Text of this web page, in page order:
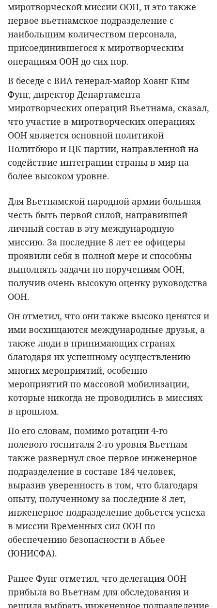
миротворческой миссии ООН, и это также
первое вьетнамское подразделение с
наибольшим количеством персонала,
присоединившегося к миротворческим
операциям ООН до сих пор.
В беседе с ВИА генерал-майор Хоанг Ким
Фунг, директор Департамента
миротворческих операций Вьетнама, сказал,
что участие в миротворческих операциях
ООН является основной политикой
Политбюро и ЦК партии, направленной на
содействие интеграции страны в мир на
более высоком уровне.
Для Вьетнамской народной армии большая
честь быть первой силой, направившей
личный состав в эту международную
миссию. За последние 8 лет ее офицеры
проявили себя в полной мере и способны
выполнять задачи по поручениям ООН,
получив очень высокую оценку руководства
ООН.
Он отметил, что они также высоко ценятся и
ими восхищаются международные друзья, а
также люди в принимающих странах
благодаря их успешному осуществлению
многих мероприятий, особенно
мероприятий по массовой мобилизации,
которые никогда не проводились в миссиях
в прошлом.
По его словам, помимо ротации 4-го
полевого госпиталя 2-го уровня Вьетнам
также развернул свое первое инженерное
подразделение в составе 184 человек,
выразив уверенность в том, что благодаря
опыту, полученному за последние 8 лет,
инженерное подразделение добьется успеха
в миссии Временных сил ООН по
обеспечению безопасности в Абьее
(ЮНИСФА).
Ранее Фунг отметил, что делегация ООН
прибыла во Вьетнам для обследования и
решила выбрать инженерное подразделение